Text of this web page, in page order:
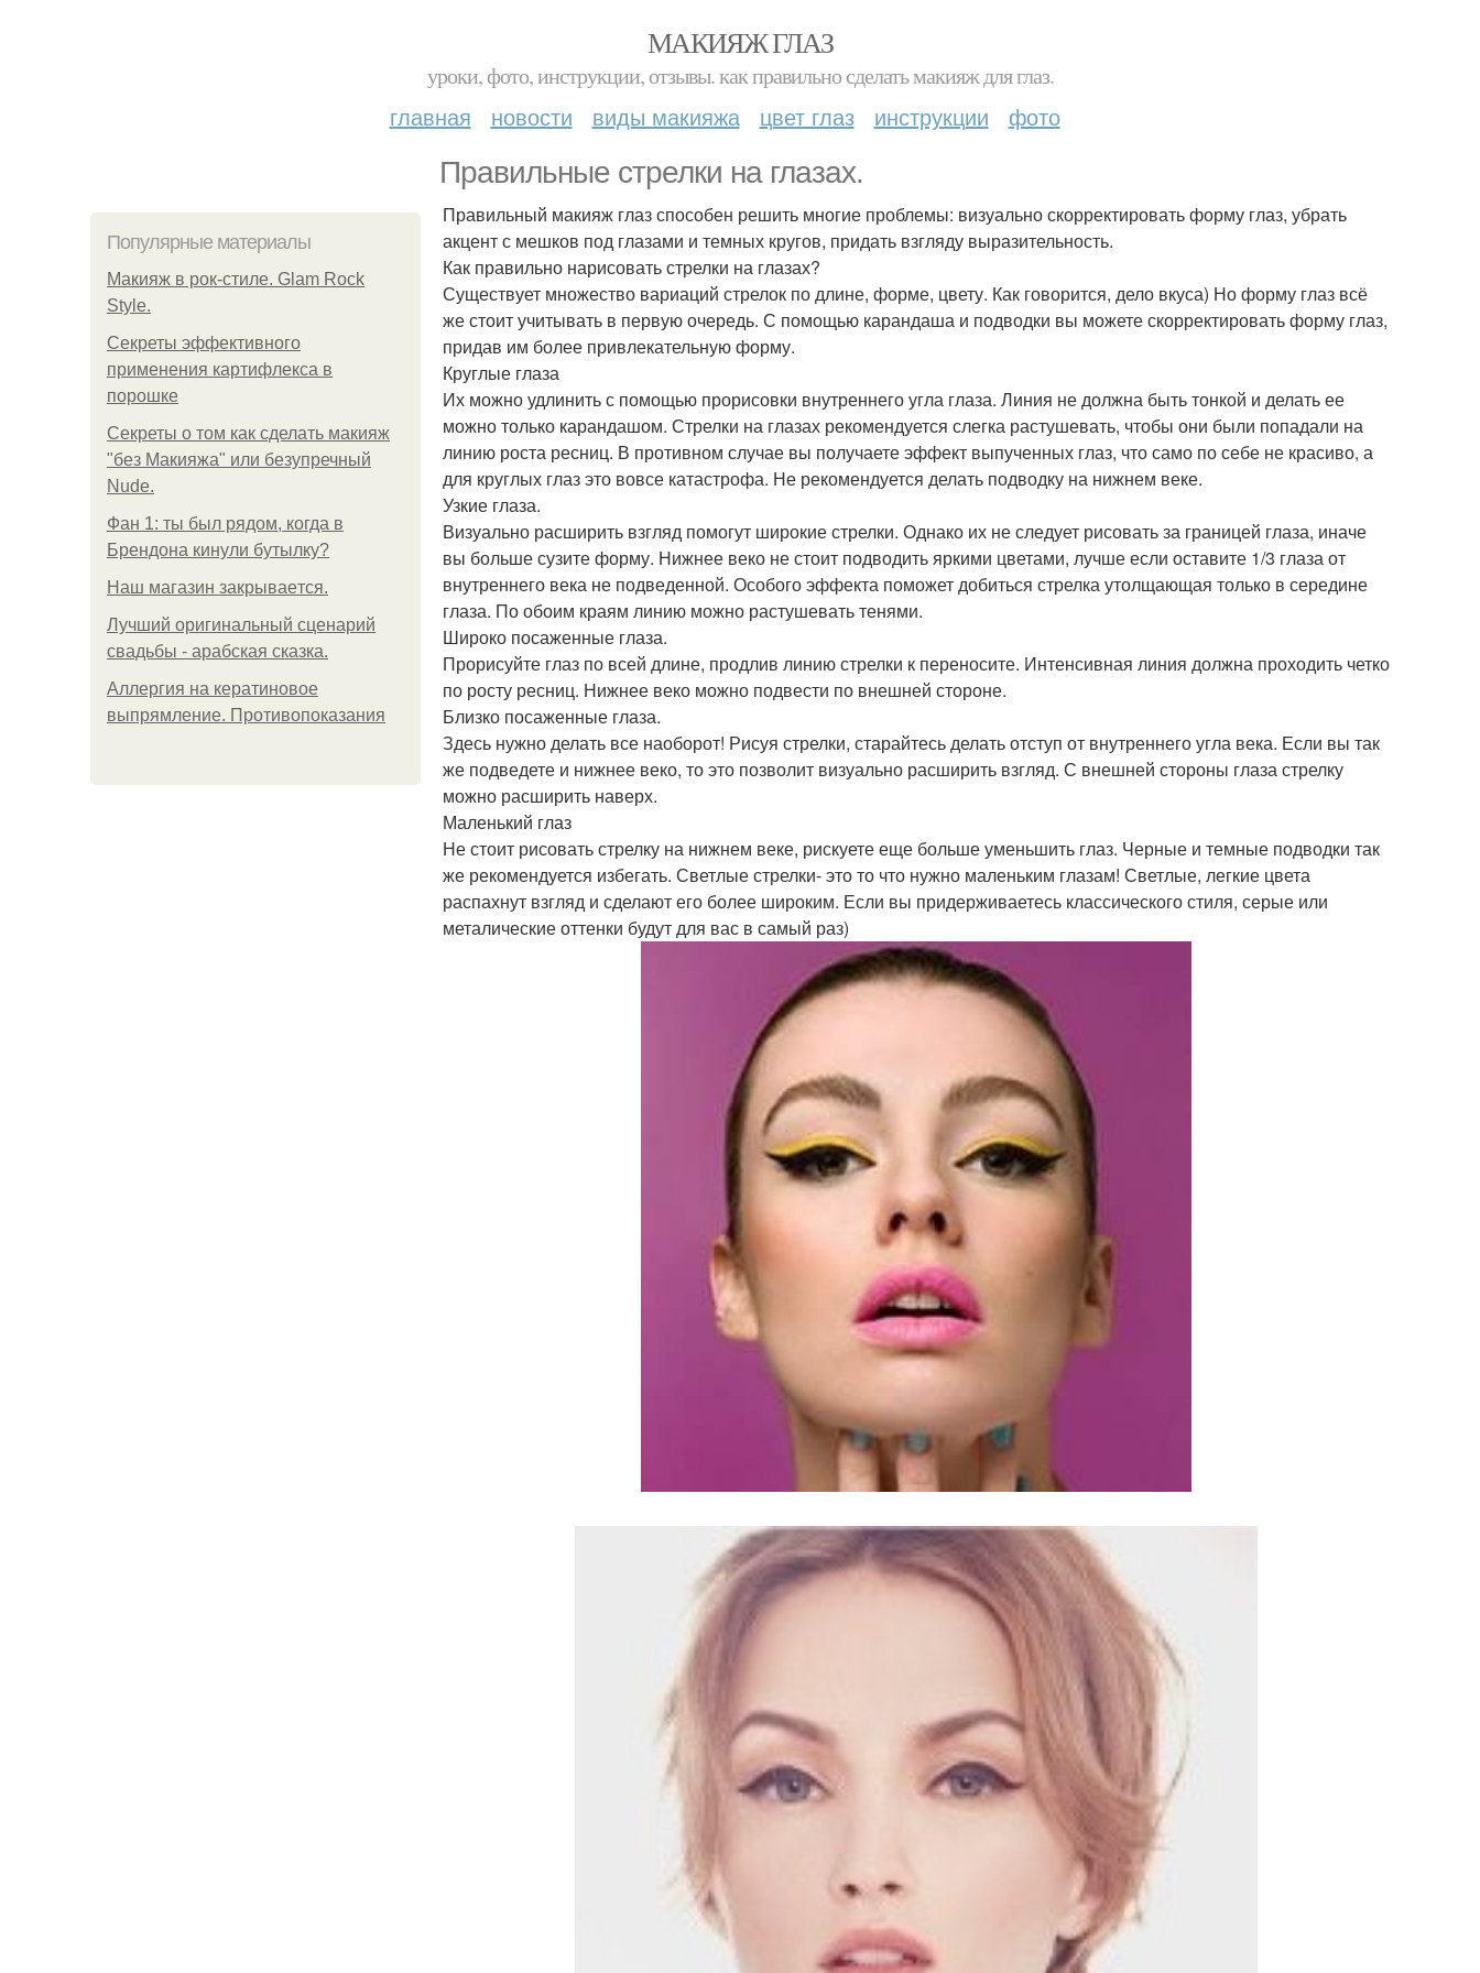
МАКИЯЖ ГЛАЗ
уроки, фото, инструкции, отзывы. как правильно сделать макияж для глаз.
главная новости виды макияжа цвет глаз инструкции фото
Правильные стрелки на глазах.
Популярные материалы
Макияж в рок-стиле. Glam Rock
Style.
Секреты эффективного
применения картифлекса в
порошке
Секреты о том как сделать макияж
"без Макияжа" или безупречный
Nude.
Фан 1: ты был рядом, когда в
Брендона кинули бутылку?
Нaш магaзин зaкрывaeтся.
Лучший оригинальный сценарий
свадьбы - арабская сказка.
Аллергия на кератиновое
выпрямление. Противопоказания
Правильный макияж глаз способен решить многие проблемы: визуально скорректировать форму глаз, убрать
акцент с мешков под глазами и темных кругов, придать взгляду выразительность.
Как правильно нарисовать стрелки на глазах?
Существует множество вариаций стрелок по длине, форме, цвету. Как говорится, дело вкуса) Но форму глаз всё
же стоит учитывать в первую очередь. С помощью карандаша и подводки вы можете скорректировать форму глаз,
придав им более привлекательную форму.
Круглые глаза
Их можно удлинить с помощью прорисовки внутреннего угла глаза. Линия не должна быть тонкой и делать ее
можно только карандашом. Стрелки на глазах рекомендуется слегка растушевать, чтобы они были попадали на
линию роста ресниц. В противном случае вы получаете эффект выпученных глаз, что само по себе не красиво, а
для круглых глаз это вовсе катастрофа. Не рекомендуется делать подводку на нижнем веке.
Узкие глаза.
Визуально расширить взгляд помогут широкие стрелки. Однако их не следует рисовать за границей глаза, иначе
вы больше сузите форму. Нижнее веко не стоит подводить яркими цветами, лучше если оставите 1/3 глаза от
внутреннего века не подведенной. Особого эффекта поможет добиться стрелка утолщающая только в середине
глаза. По обоим краям линию можно растушевать тенями.
Широко посаженные глаза.
Прорисуйте глаз по всей длине, продлив линию стрелки к переносите. Интенсивная линия должна проходить четко
по росту ресниц. Нижнее веко можно подвести по внешней стороне.
Близко посаженные глаза.
Здесь нужно делать все наоборот! Рисуя стрелки, старайтесь делать отступ от внутреннего угла века. Если вы так
же подведете и нижнее веко, то это позволит визуально расширить взгляд. С внешней стороны глаза стрелку
можно расширить наверх.
Маленький глаз
Не стоит рисовать стрелку на нижнем веке, рискуете еще больше уменьшить глаз. Черные и темные подводки так
же рекомендуется избегать. Светлые стрелки- это то что нужно маленьким глазам! Светлые, легкие цвета
распахнут взгляд и сделают его более широким. Если вы придерживаетесь классического стиля, серые или
металические оттенки будут для вас в самый раз)